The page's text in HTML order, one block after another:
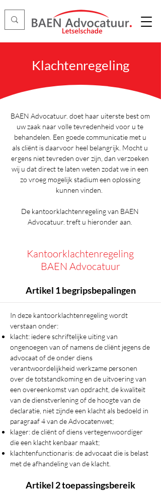
Klachtenregeling
BAEN Advocatuur. doet haar uiterste best om
uw zaak naar volle tevredenheid voor u te
behandelen. Een goede communicatie met u
als cliënt is daarvoor heel belangrijk. Mocht u
ergens niet tevreden over zijn, dan verzoeken
wij u dat direct te laten weten zodat we in een
zo vroeg mogelijk stadium een oplossing
kunnen vinden.
De kantoorklachtenregeling van BAEN
Advocatuur. treft u hieronder aan.
Kantoorklachtenregeling
BAEN Advocatuur
Artikel 1 begripsbepalingen
In deze kantoorklachtenregeling wordt
verstaan onder:
klacht: iedere schriftelijke uiting van
ongenoegen van of namens de cliënt jegens de
advocaat of de onder diens
verantwoordelijkheid werkzame personen
over de totstandkoming en de uitvoering van
een overeenkomst van opdracht, de kwaliteit
van de dienstverlening of de hoogte van de
declaratie, niet zijnde een klacht als bedoeld in
paragraaf 4 van de Advocatenwet;
klager: de cliënt of diens vertegenwoordiger
die een klacht kenbaar maakt;
klachtenfunctionaris: de advocaat die is belast
met de afhandeling van de klacht.
Artikel 2 toepassingsbereik